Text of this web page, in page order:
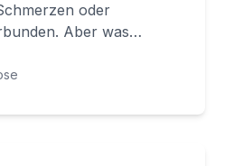
oder
Aber was
Körperregionen